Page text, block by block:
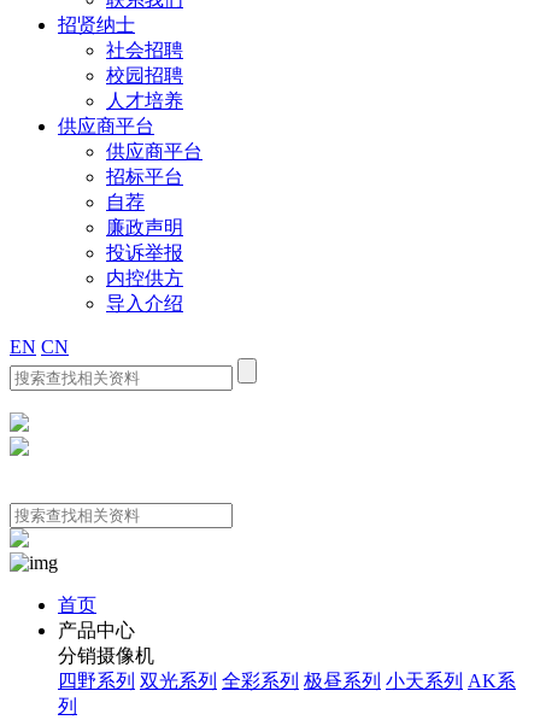
招贤纳士
社会招聘
校园招聘
人才培养
供应商平台
供应商平台
招标平台
自荐
廉政声明
投诉举报
内控供方
导入介绍
EN CN
首页
产品中心
分销摄像机
四野系列 双光系列 全彩系列 极昼系列 小天系列 AK系
列